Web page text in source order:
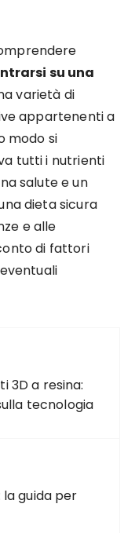
su una
varietà di
appartenenti a
modo si
tutti i nutrienti
salute e un
dieta sicura
e alle
di fattori
3D a resina:
tecnologia
guida per